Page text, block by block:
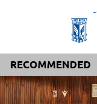
RECOMMENDED